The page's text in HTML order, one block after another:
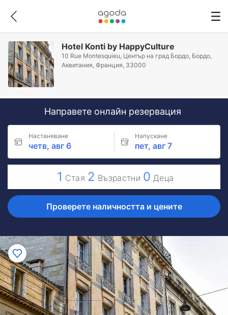
Hotel Konti by HappyCulture
10 Rue Montesquieu, Център на град Бордо, Бордо,
Аквитания, Франция, 33000
Направете онлайн резервация
Настаняване
четв, авг 6
Напускане
пет, авг 7
1 Стая 2 Възрастни 0 Деца
Проверете наличността и цените